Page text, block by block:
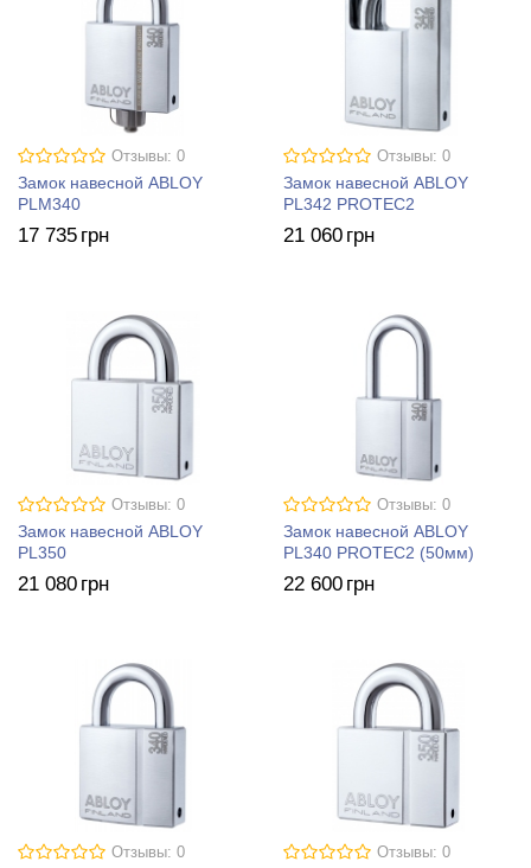
Отзывы: 0
Замок навесной ABLOY
PLM340
17 735 грн
Отзывы: 0
Замок навесной ABLOY
PL342 PROTEC2
21 060 грн
Отзывы: 0
Замок навесной ABLOY
PL350
21 080 грн
Отзывы: 0
Замок навесной ABLOY
PL340 PROTEC2 (50мм)
22 600 грн
Отзывы: 0 Отзывы: 0